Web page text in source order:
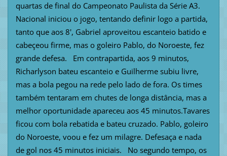
quartas de final do Campeonato Paulista da Série A3.
Nacional iniciou o jogo, tentando definir logo a partida,
tanto que aos 8', Gabriel aproveitou escanteio batido e
cabeçeou firme, mas o goleiro Pablo, do Noroeste, fez
grande defesa. Em contrapartida, aos 9 minutos,
Richarlyson bateu escanteio e Guilherme subiu livre,
mas a bola pegou na rede pelo lado de fora. Os times
também tentaram em chutes de longa distância, mas a
melhor oportunidade apareceu aos 45 minutos.Tavares
ficou com bola rebatida e bateu cruzado. Pablo, goleiro
do Noroeste, voou e fez um milagre. Defesaça e nada
de gol nos 45 minutos iniciais. No segundo tempo, os